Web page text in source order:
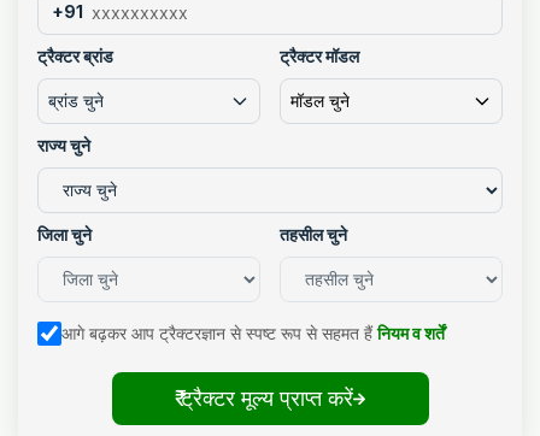
+91
ट्रैक्टर ब्रांड
ब्रांड चुने
ट्रैक्टर मॉडल
मॉडल चुने
राज्य चुने
जिला चुने तहसील चुने
आगे बढ़कर आप ट्रैक्टरज्ञान से स्पष्ट रूप से सहमत हैं नियम व शर्तें
₹ ट्रैक्टर मूल्य प्राप्त करें